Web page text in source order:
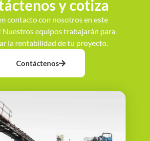
y cotiza
contacto con nosotros en este
Nuestros equipos trabajarán para
la rentabilidad de tu proyecto.
Contáctenos